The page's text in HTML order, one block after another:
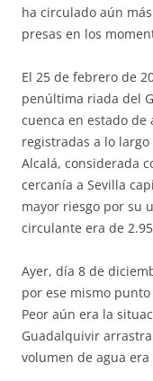
ha circulado aún
presas en los
El 25 de febrero de
penúltima riada del
cuenca en estado
registradas a lo
Alcalá, considerada
cercanía a Sevilla
mayor riesgo por su
circulante era de
Ayer, día 8 de
por ese mismo
Peor aún era la
Guadalquivir
volumen de agua era